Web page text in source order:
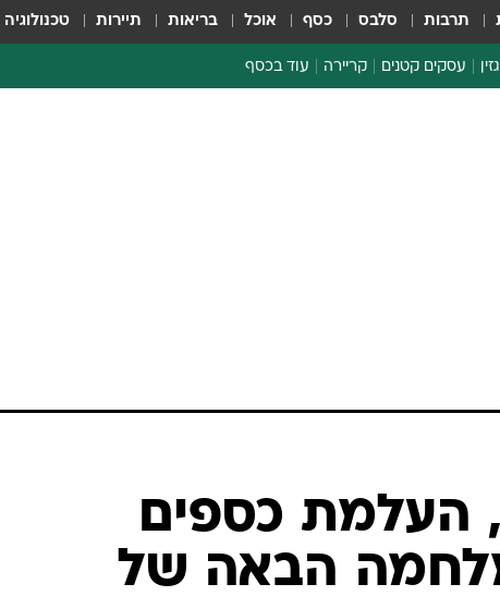
תרבות סלבס כסף אוכל בריאות תיירות טכנולוגיה
עסקים קטנים קריירה עוד בכסף
העלמת כספים
הבאה של